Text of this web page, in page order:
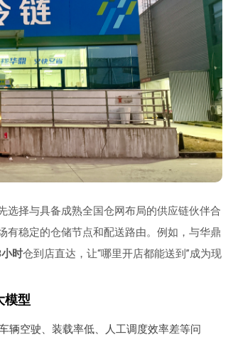
选择与具备成熟全国仓网布局的供应链伙伴合
有稳定的仓储节点和配送路由。例如，与华鼎
时仓到店直达，让“哪里开店都能送到”成为现
模型
辆空驶、装载率低、人工调度效率差等问